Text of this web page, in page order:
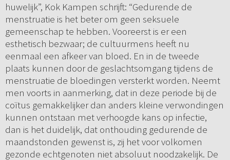
huwelijk”, Kok Kampen schrijft: “Gedurende de
menstruatie is het beter om geen seksuele
gemeenschap te hebben. Vooreerst is er een
esthetisch bezwaar; de cultuurmens heeft nu
eenmaal een afkeer van bloed. En in de tweede
plaats kunnen door de geslachtsomgang tijdens de
menstruatie de bloedingen versterkt worden. Neemt
men voorts in aanmerking, dat in deze periode bij de
coïtus gemakkelijker dan anders kleine verwondingen
kunnen ontstaan met verhoogde kans op infectie,
dan is het duidelijk, dat onthouding gedurende de
maandstonden gewenst is, zij het voor volkomen
gezonde echtgenoten niet absoluut noodzakelijk. De